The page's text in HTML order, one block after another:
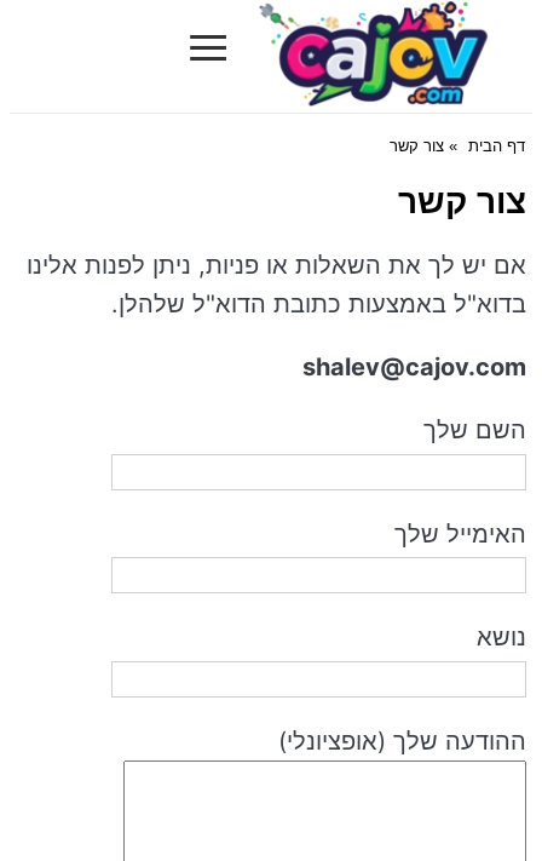
Cajov.com
≡
דף הבית » צור קשר
צור קשר
אם יש לך את השאלות או פניות, ניתן לפנות אלינו
בדוא"ל באמצעות כתובת הדוא"ל שלהלן.
shalev@cajov.com
השם שלך
האימייל שלך
נושא
ההודעה שלך (אופציונלי)